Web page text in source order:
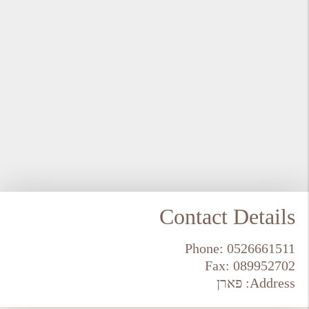
Contact Details
Phone: 0526661511
Fax: 089952702
Address: פארן